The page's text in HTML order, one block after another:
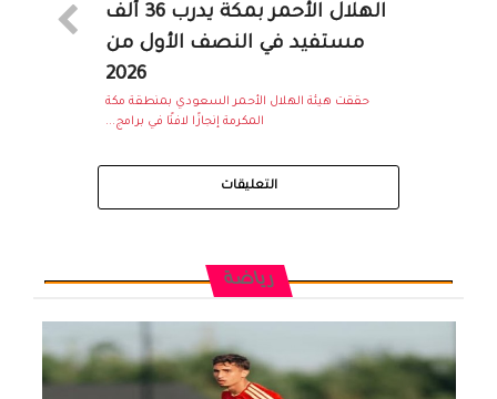
الهلال الأحمر بمكة يدرب 36 ألف
مستفيد في النصف الأول من
2026
حققت هيئة الهلال الأحمر السعودي بمنطقة مكة
المكرمة إنجازًا لافتًا في برامج...
التعليقات
رياضة